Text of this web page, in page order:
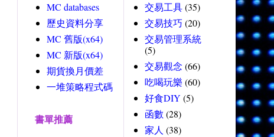
MC databases
歷史資料分享
MC 舊版(x64)
MC 新版(x64)
期貨換月價差
一堆策略程式碼
書單推薦
交易工具(35)
交易技巧 (20)
交易管理系統
(5)
交易觀念 (66)
吃喝玩樂 (60)
好食DIY (5)
函數 (28)
家人 (38)